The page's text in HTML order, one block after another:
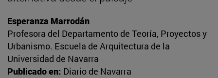
Esperanza Marrodán
Profesora del Departamento de Teoría, Proyectos y
Urbanismo. Escuela de Arquitectura de la
Universidad de Navarra
Publicado en: Diario de Navarra